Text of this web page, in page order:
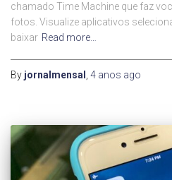
chamado Time Machine que faz
fotos. Visualize aplicativos
baixar Read more…
By jornalmensal 4 anos ago